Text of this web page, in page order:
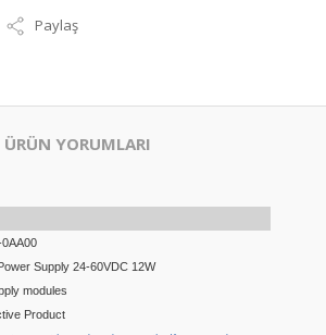
Paylaş
ÜRÜN YORUMLARI
Supply 24-60VDC 12W
modules
Product